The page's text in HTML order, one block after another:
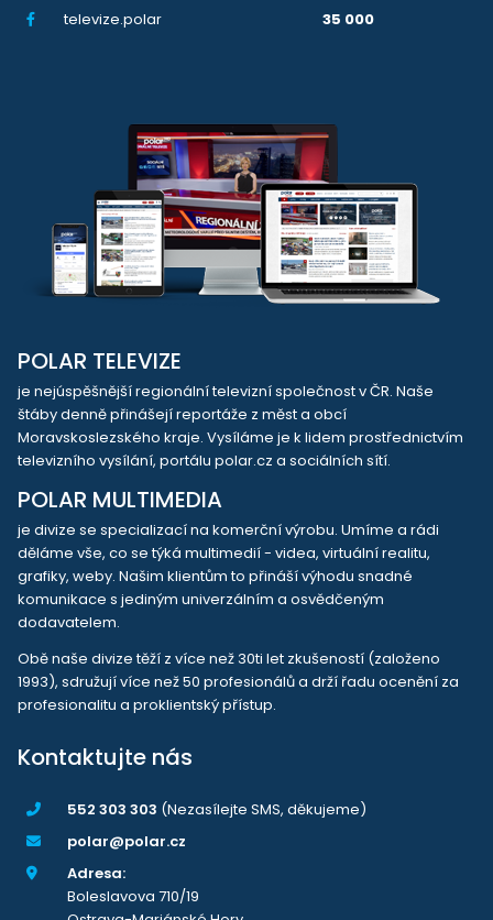
televize.polar
35 000
POLAR TELEVIZE
je nejúspěšnější regionální televizní společnost v ČR. Naše
štáby denně přinášejí reportáže z měst a obcí
Moravskoslezského kraje. Vysíláme je k lidem prostřednictvím
televizního vysílání, portálu polar.cz a sociálních sítí.
POLAR MULTIMEDIA
je divize se specializací na komerční výrobu. Umíme a rádi
děláme vše, co se týká multimedií - videa, virtuální realitu,
grafiky, weby. Našim klientům to přináší výhodu snadné
komunikace s jediným univerzálním a osvědčeným
dodavatelem.
Obě naše divize těží z více než 30ti let zkušeností (založeno
1993), sdružují více než 50 profesionálů a drží řadu ocenění za
profesionalitu a proklientský přístup.
Kontaktujte nás
552 303 303 (Nezasílejte SMS, děkujeme)
polar@polar.cz
Adresa:
Boleslavova 710/19